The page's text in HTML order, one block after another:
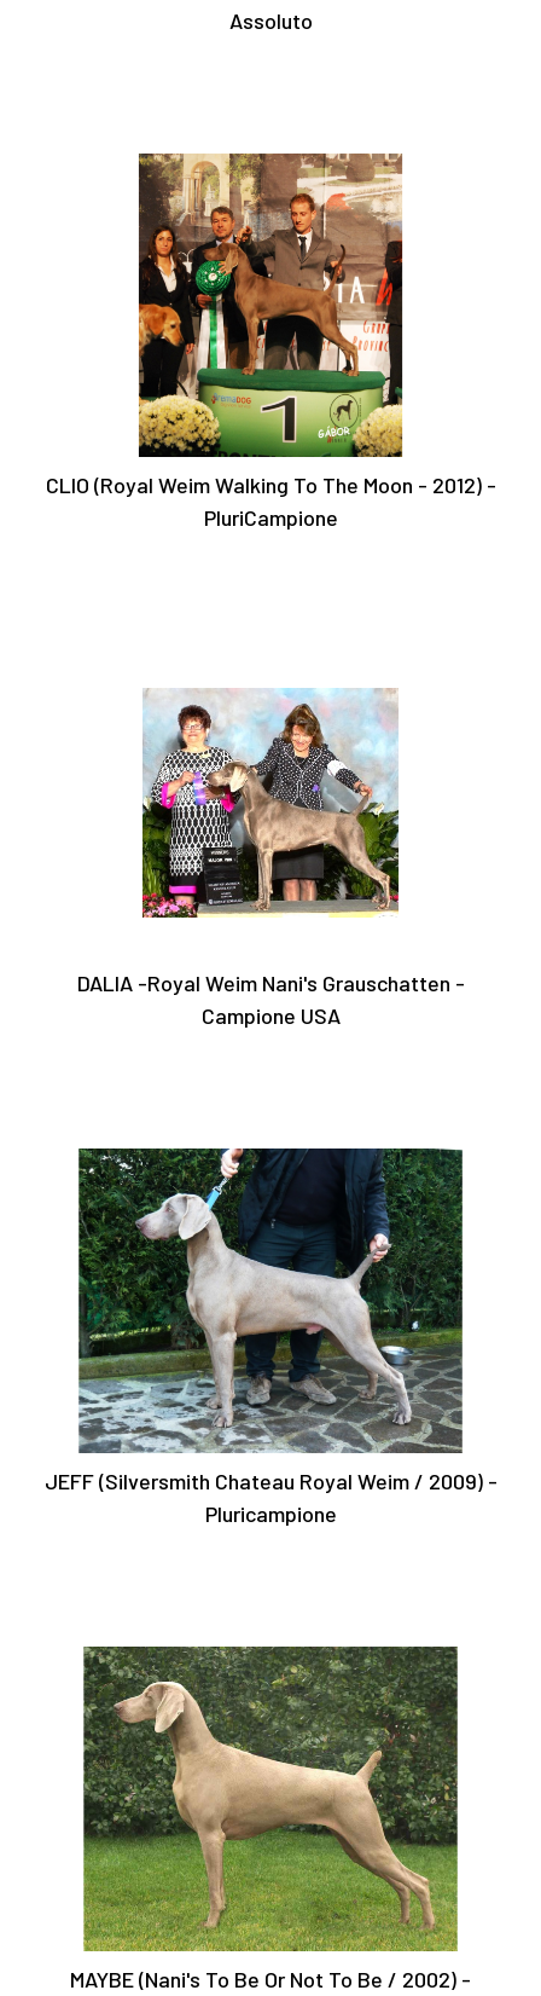
Assoluto
CLIO (Royal Weim Walking To The Moon - 2012) -
PluriCampione
DALIA -Royal Weim Nani's Grauschatten -
Campione USA
JEFF (Silversmith Chateau Royal Weim / 2009) -
Pluricampione
MAYBE (Nani's To Be Or Not To Be / 2002) -